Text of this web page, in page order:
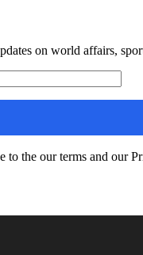
on world affairs,
to the our terms and our